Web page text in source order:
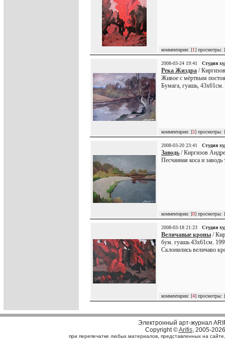
комментарии: [1] просмотры: [
2008-03-24 19:41 Студия
Река Жиздра /
Живое с мёртвым
Бумага, гуашь, 43х61см.
комментарии: [5] просмотры: [
2008-03-20 23:41 Студия
Заводь / Киргизов
Песчанная коса и
комментарии: [0] просмотры: [
2008-03-18 21:23 Студия
Величавые кроны /
бум. гуашь 43х61см.
Склонились величаво
комментарии: [4] просмотры: [
Электронный арт-журнал
Copyright ©Arifis, 2005-2026
при перепечатке любых материалов, представленных на